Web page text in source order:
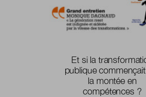
Et si la
publique
la montée en
compétences ?